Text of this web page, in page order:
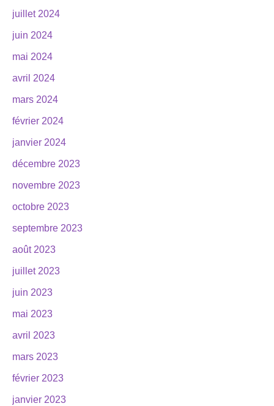
juillet 2024
juin 2024
mai 2024
avril 2024
mars 2024
février 2024
janvier 2024
décembre 2023
novembre 2023
octobre 2023
septembre 2023
août 2023
juillet 2023
juin 2023
mai 2023
avril 2023
mars 2023
février 2023
janvier 2023